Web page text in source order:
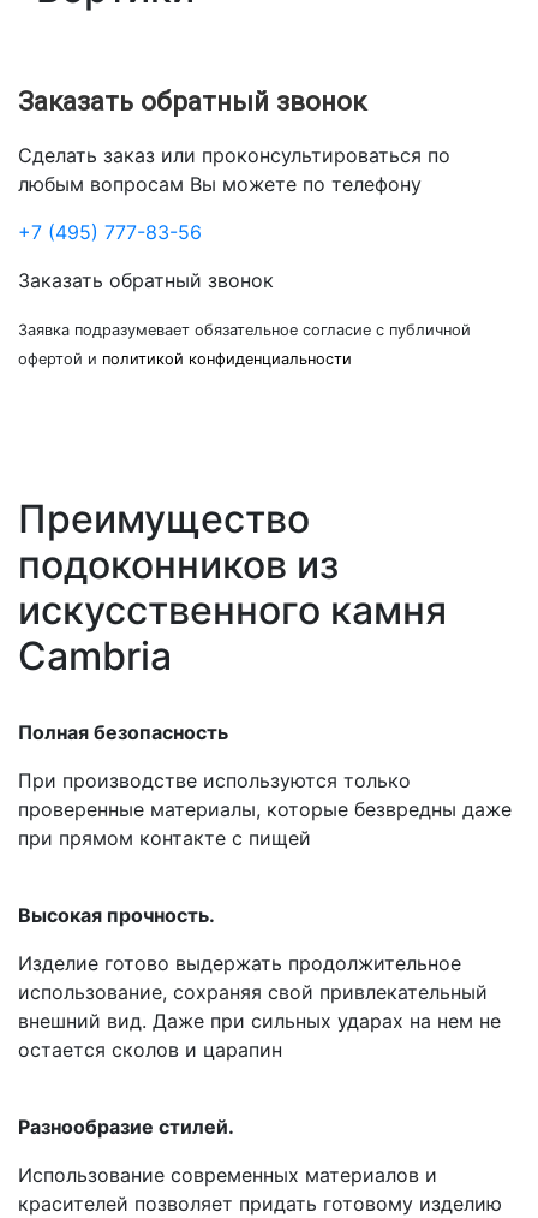
Заказать обратный звонок
Сделать заказ или проконсультироваться по
любым вопросам Вы можете по телефону
+7 (495) 777-83-56
Заказать обратный звонок
Заявка подразумевает обязательное согласие с публичной
офертой и политикой конфиденциальности
Преимущество
подоконников из
искусственного камня
Cambria
Полная безопасность
При производстве используются только
проверенные материалы, которые безвредны даже
при прямом контакте с пищей
Высокая прочность.
Изделие готово выдержать продолжительное
использование, сохраняя свой привлекательный
внешний вид. Даже при сильных ударах на нем не
остается сколов и царапин
Разнообразие стилей.
Использование современных материалов и
красителей позволяет придать готовому изделию